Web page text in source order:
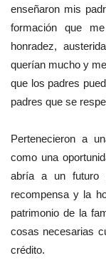
enseñaron mis
formación que
honradez,
querían mucho y
que los padres
padres que se
Pertenecieron a
como una
abría a un futuro
recompensa y la
patrimonio de la
cosas necesarias
crédito.